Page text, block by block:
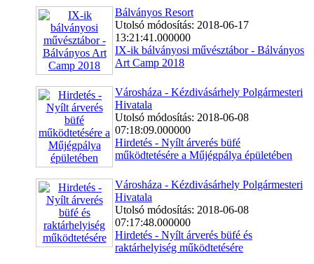
Bálványos Resort
Utolsó módosítás: 2018-06-17
13:21:41.000000
IX-ik bálványosi művésztábor - Bálványos
Art Camp 2018
Városháza - Kézdivásárhely Polgármesteri
Hivatala
Utolsó módosítás: 2018-06-08
07:18:09.000000
Hirdetés - Nyílt árverés büfé
működtetésére a Műjégpálya épületében
Városháza - Kézdivásárhely Polgármesteri
Hivatala
Utolsó módosítás: 2018-06-08
07:17:48.000000
Hirdetés - Nyílt árverés büfé és
raktárhelyiség működtetésére